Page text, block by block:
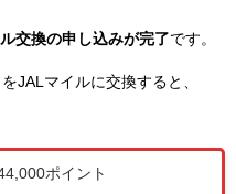
交換の申し込みが完了です。
JALマイルに交換すると、
ポイント